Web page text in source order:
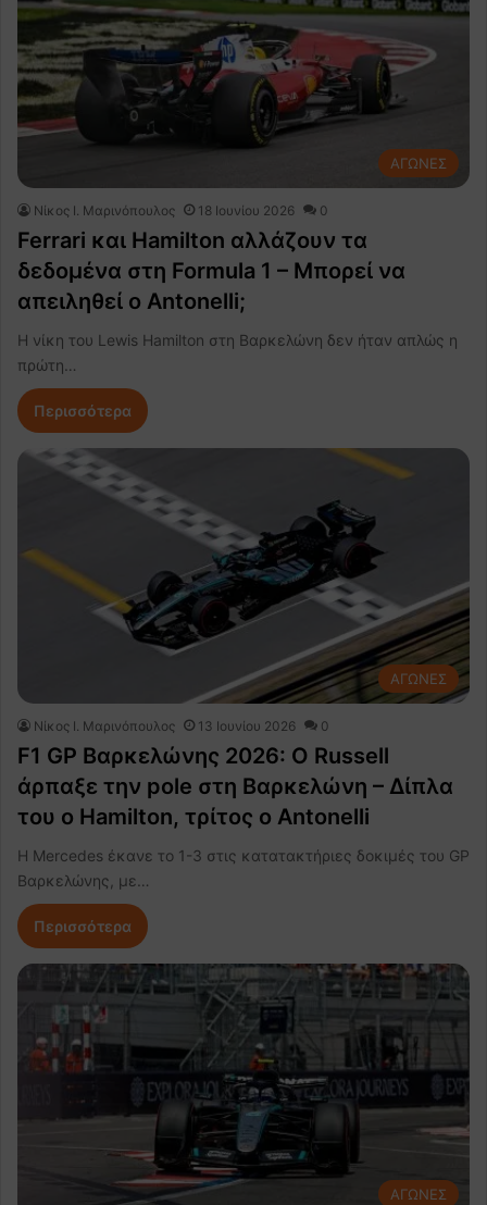
ΑΓΩΝΕΣ
Nίκος Ι. Mαρινόπουλος 18 Ιουνίου 2026 0
Ferrari και Hamilton αλλάζουν τα
δεδομένα στη Formula 1 – Μπορεί να
απειληθεί ο Antonelli;
Η νίκη του Lewis Hamilton στη Βαρκελώνη δεν ήταν απλώς η
πρώτη…
Περισσότερα
ΑΓΩΝΕΣ
Nίκος Ι. Mαρινόπουλος 13 Ιουνίου 2026 0
F1 GP Βαρκελώνης 2026: Ο Russell
άρπαξε την pole στη Βαρκελώνη – Δίπλα
του ο Hamilton, τρίτος ο Antonelli
Η Mercedes έκανε το 1-3 στις κατατακτήριες δοκιμές του GP
Βαρκελώνης, με…
Περισσότερα
ΑΓΩΝΕΣ